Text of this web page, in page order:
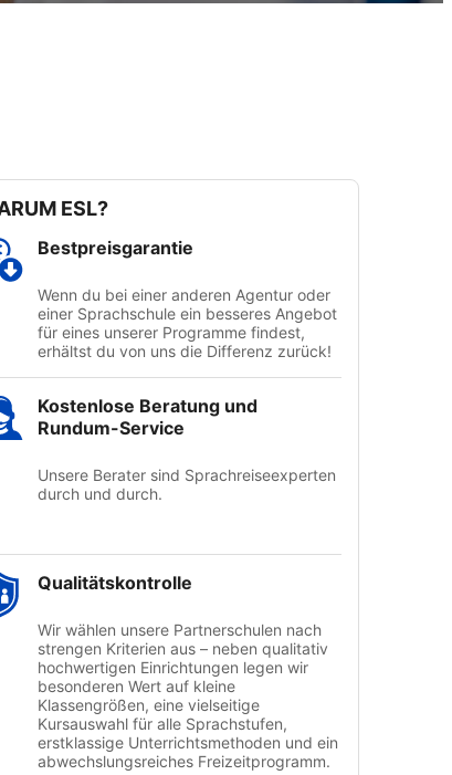
ESL?
Bestpreisgarantie
Wenn du bei einer anderen Agentur oder
einer Sprachschule ein besseres Angebot
für eines unserer Programme findest,
erhältst du von uns die Differenz zurück!
Kostenlose Beratung und
Rundum-Service
Unsere Berater sind Sprachreiseexperten
durch und durch.
Qualitätskontrolle
Wir wählen unsere Partnerschulen nach
strengen Kriterien aus – neben qualitativ
hochwertigen Einrichtungen legen wir
besonderen Wert auf kleine
Klassengrößen, eine vielseitige
Kursauswahl für alle Sprachstufen,
erstklassige Unterrichtsmethoden und ein
abwechslungsreiches Freizeitprogramm.